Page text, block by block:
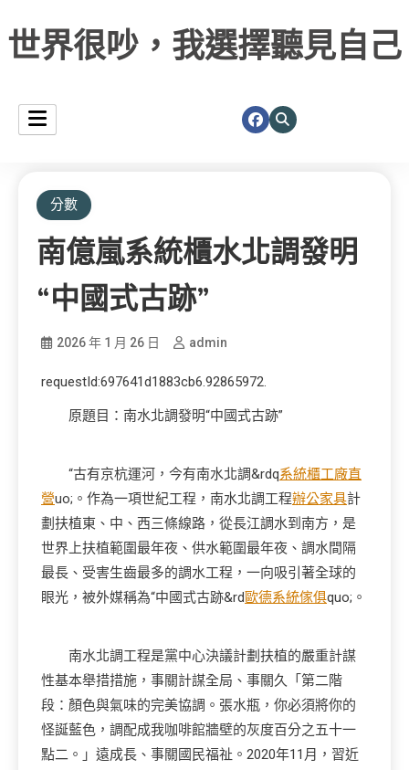
世界很吵，我選擇聽見自己
分數
南億嵐系統櫃水北調發明
“中國式古跡”
2026 年 1 月 26 日 admin
requestId:697641d1883cb6.92865972.
原題目：南水北調發明“中國式古跡”
“古有京杭運河，今有南水北調&rdq系統櫃工廠直
營uo;。作為一項世紀工程，南水北調工程辦公家具計
劃扶植東、中、西三條線路，從長江調水到南方，是
世界上扶植範圍最年夜、供水範圍最年夜、調水間隔
最長、受害生齒最多的調水工程，一向吸引著全球的
眼光，被外媒稱為“中國式古跡&rd歐德系統傢俱quo;。
南水北調工程是黨中心決議計劃扶植的嚴重計謀
性基本舉措措施，事關計謀全局、事關久「第二階
段：顏色與氣味的完美協調。張水瓶，你必須將你的
怪誕藍色，調配成我咖啡館牆壁的灰度百分之五十一
點二。」遠成長、事關國民福祉。2020年11月，習近